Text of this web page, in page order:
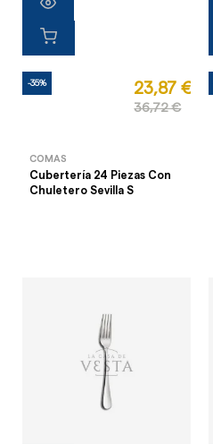
-35% 23,87 €
36,72 €
COMAS
Cubertería 24 Piezas Con
Chuletero Sevilla S